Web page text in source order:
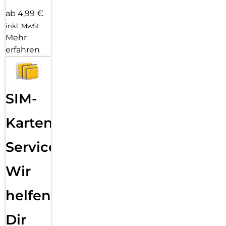
ab 4,99 €
inkl. MwSt.
Mehr
erfahren
SIM-
Karten
Service:
Wir
helfen
Dir